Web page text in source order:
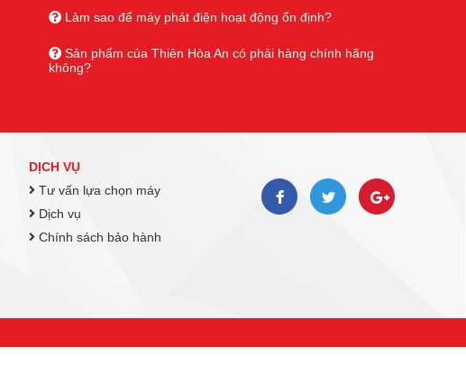
Làm sao để máy phát điện hoạt động ổn định?
Sản phẩm của Thiên Hòa An có phải hàng chính hãng
không?
DỊCH VỤ
Tư vấn lựa chọn máy
Dịch vụ
Chính sách bảo hành